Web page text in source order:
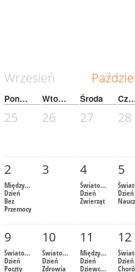
Wrzesień
Poniedziałek Wtorek Środa
25 26 27 28
2
Międzynarodowy
Dzień
Bez
Przemocy
3 4
Światowy
Dzień
Zwierząt
5
Dzień
9
Światowy
Dzień
Poczty
10
Światowy
Dzień
Zdrowia
11
Międzynarodowy
Dzień
Dziewczynek
12
Dzień